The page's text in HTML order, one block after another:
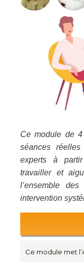
Ce module de
séances
experts à
travailler et
l’ensemble
intervention
Ce module met